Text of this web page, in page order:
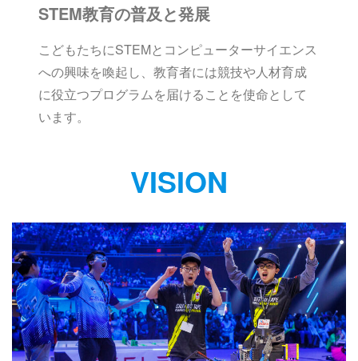
STEM教育の普及と発展
こどもたちにSTEMとコンピューターサイエンス
への興味を喚起し、教育者には競技や人材育成
に役立つプログラムを届けることを使命として
います。
VISION